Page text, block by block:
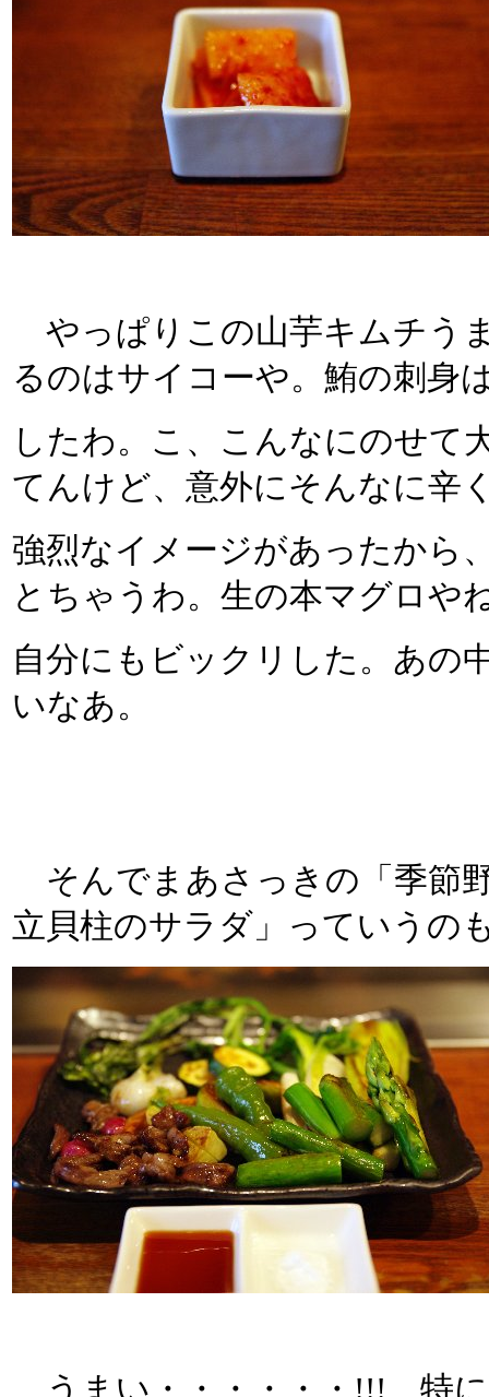
やっぱりこの山芋キムチう
るのはサイコーや。鮪の刺身
したわ。こ、こんなにのせて
てんけど、意外にそんなに辛
強烈なイメージがあったから
とちゃうわ。生の本マグロや
自分にもビックリした。あの
いなあ。
そんでまあさっきの「季節
立貝柱のサラダ」っていうの
うまい・・・・・・!!! 特に